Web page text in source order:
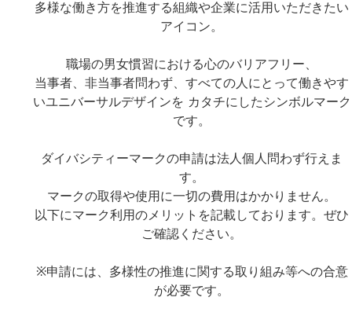
多様な働き方を推進する組織や企業に活用いただきたい
アイコン。
職場の男女慣習における心のバリアフリー、
当事者、非当事者問わず、すべての人にとって働きやす
いユニバーサルデザインを カタチにしたシンボルマーク
です。
ダイバシティーマークの申請は法人個人問わず行えま
す。
マークの取得や使用に一切の費用はかかりません。
以下にマーク利用のメリットを記載しております。ぜひ
ご確認ください。
※申請には、多様性の推進に関する取り組み等への合意
が必要です。